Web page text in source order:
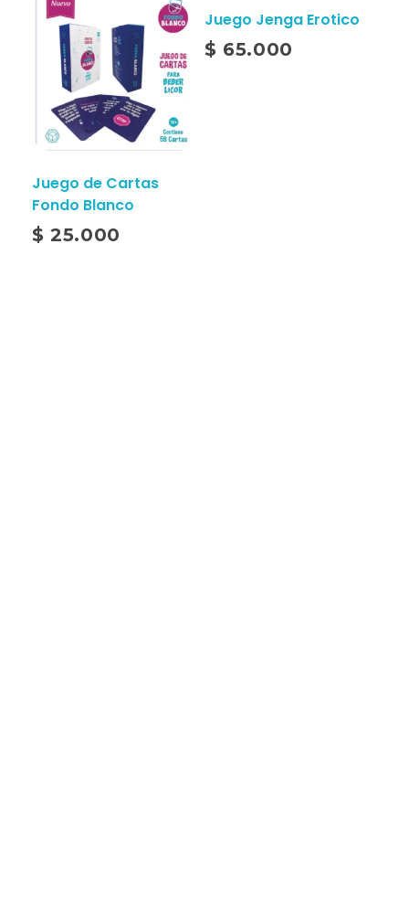
Juego de Cartas
Fondo Blanco
$ 25.000
Juego Jenga Erotico
$ 65.000
Add To Cart